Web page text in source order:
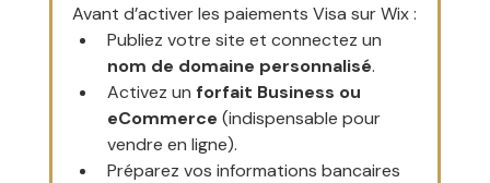
Avant d’activer les paiements Visa sur Wix :
Publiez votre site et connectez un
nom de domaine personnalisé.
Activez un forfait Business ou
eCommerce (indispensable pour
vendre en ligne).
Préparez vos informations bancaires